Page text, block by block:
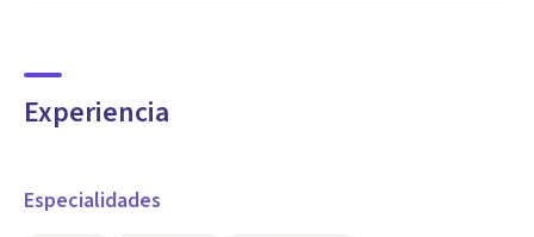
Experiencia
Especialidades